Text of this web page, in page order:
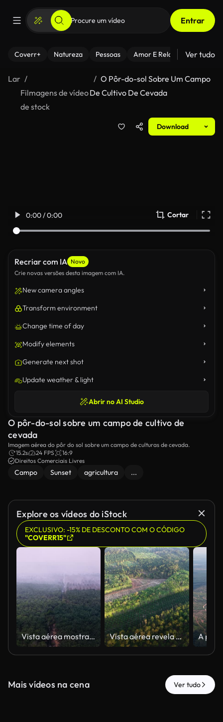
Entrar
Coverr+ Natureza Pessoas Amor E Relacionamentos
Ver tudo
Lar
Filmagens de vídeo
de stock
O Pôr-do-sol Sobre Um Campo
De Cultivo De Cevada
Download
0:00 / 0:00 Cortar
Recriar com IA Novo
Crie novas versões desta imagem com IA.
New camera angles
Transform environment
Change time of day
Modify elements
Generate next shot
Update weather & light
Abrir no AI Studio
O pôr-do-sol sobre um campo de cultivo de
cevada
Imagem aérea do pôr do sol sobre um campo de culturas de cevada.
15.2s
24 FPS
16:9
Direitos Comerciais Livres
Campo Sunset agricultura ...
Explore os vídeos do iStock
EXCLUSIVO: -15% DE DESCONTO COM O CÓDIGO
"COVERR15"
Vista aérea mostra a borda da floresta esfumaçada Vista aérea revela uma vegetação diversificada e áreas de terra desmatadas
Mais vídeos na cena Ver tudo